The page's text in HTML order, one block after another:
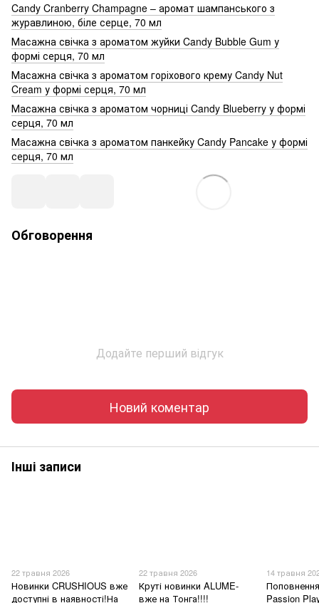
Candy Cranberry Champagne – аромат шампанського з
журавлиною, біле серце, 70 мл
Масажна свічка з ароматом жуйки Candy Bubble Gum у
формі серця, 70 мл
Масажна свічка з ароматом горіхового крему Candy Nut
Cream у формі серця, 70 мл
Масажна свічка з ароматом чорниці Candy Blueberry у формі
серця, 70 мл
Масажна свічка з ароматом панкейку Candy Pancake у формі
серця, 70 мл
Обговорення
Додайте перший відгук
Новий коментар
Інші записи
22 травня 2026
Новинки CRUSHIOUS вже
доступні в наявності!На
22 травня 2026
Круті новинки ALUME-
вже на Тонга!!!!
14 травня
Passion